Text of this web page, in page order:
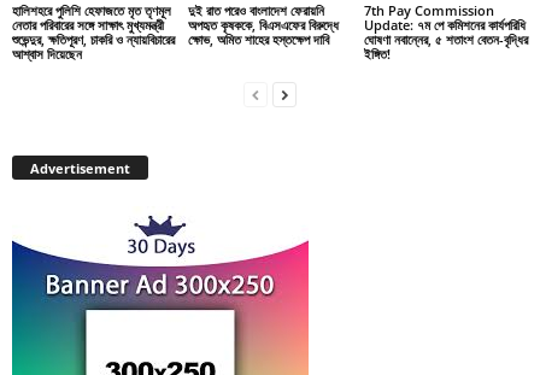
হালিশহরে পুলিশি হেফাজতে মৃত তৃণমূল
নেতার পরিবারের সঙ্গে সাক্ষাৎ মুখ্যমন্ত্রী
শুভেন্দুর, ক্ষতিপূরণ, চাকরি ও ন্যায়বিচারের
আশ্বাস দিয়েছেন
দুই রাত পরেও বাংলাদেশ ফেরায়নি
অপহৃত কৃষককে, বিএসএফের বিরুদ্ধে
ক্ষোভ, অমিত শাহের হস্তক্ষেপ দাবি
7th Pay Commission
Update: ৭ম পে কমিশনের কার্যপরিধি
ঘোষণা নবান্নের, ৫ শতাংশ বেতন-বৃদ্ধির
ইঙ্গিত!
Advertisement